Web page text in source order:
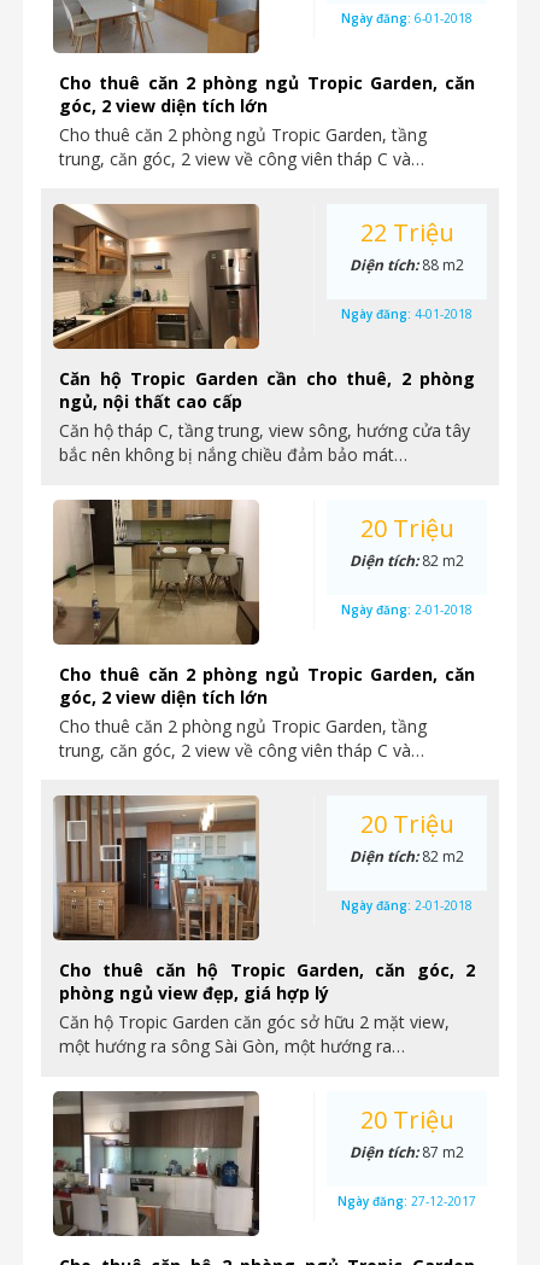
Cho thuê căn 2 phòng ngủ Tropic Garden, căn
góc, 2 view diện tích lớn
Cho thuê căn 2 phòng ngủ Tropic Garden, tầng
trung, căn góc, 2 view về công viên tháp C và…
Ngày đăng: 6-01-2018
Căn hộ Tropic Garden cần cho thuê, 2 phòng
ngủ, nội thất cao cấp
Căn hộ tháp C, tầng trung, view sông, hướng cửa tây
bắc nên không bị nắng chiều đảm bảo mát…
22 Triệu
Diện tích:88 m2
Ngày đăng: 4-01-2018
Cho thuê căn 2 phòng ngủ Tropic Garden, căn
góc, 2 view diện tích lớn
Cho thuê căn 2 phòng ngủ Tropic Garden, tầng
trung, căn góc, 2 view về công viên tháp C và…
20 Triệu
Diện tích:82 m2
Ngày đăng: 2-01-2018
Cho thuê căn hộ Tropic Garden, căn góc, 2
phòng ngủ view đẹp, giá hợp lý
Căn hộ Tropic Garden căn góc sở hữu 2 mặt view,
một hướng ra sông Sài Gòn, một hướng ra…
20 Triệu
Diện tích:82 m2
Ngày đăng: 2-01-2018
20 Triệu
Diện tích:87 m2
Ngày đăng: 27-12-2017